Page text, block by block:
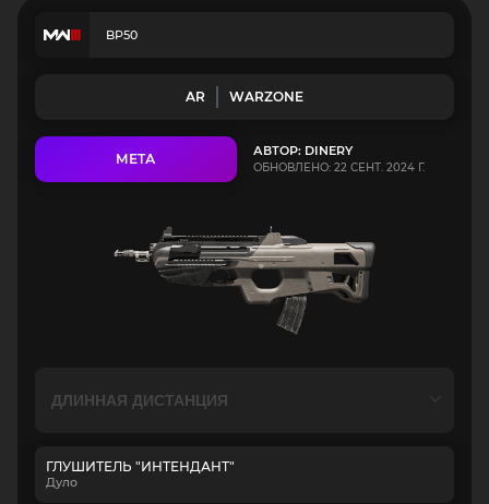
BP50
AR WARZONE
МЕТА АВТОР: DINERY
ОБНОВЛЕНО: 22 СЕНТ. 2024 Г.
ГЛУШИТЕЛЬ "ИНТЕНДАНТ"
Дуло